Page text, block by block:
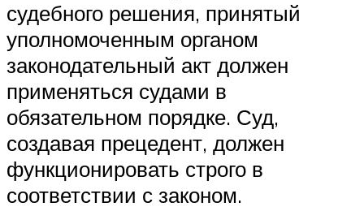
судебного решения, принятый
уполномоченным органом
законодательный акт должен
применяться судами в
обязательном порядке. Суд,
создавая прецедент, должен
функционировать строго в
соответствии с законом.